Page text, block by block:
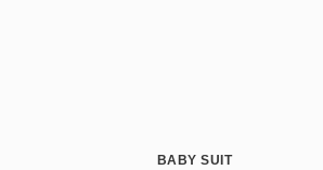
BABY SUIT